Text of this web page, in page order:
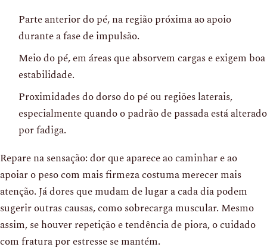
Parte anterior do pé, na região próxima ao apoio
durante a fase de impulsão.
Meio do pé, em áreas que absorvem cargas e exigem boa
estabilidade.
Proximidades do dorso do pé ou regiões laterais,
especialmente quando o padrão de passada está alterado
por fadiga.
Repare na sensação: dor que aparece ao caminhar e ao
apoiar o peso com mais firmeza costuma merecer mais
atenção. Já dores que mudam de lugar a cada dia podem
sugerir outras causas, como sobrecarga muscular. Mesmo
assim, se houver repetição e tendência de piora, o cuidado
com fratura por estresse se mantém.